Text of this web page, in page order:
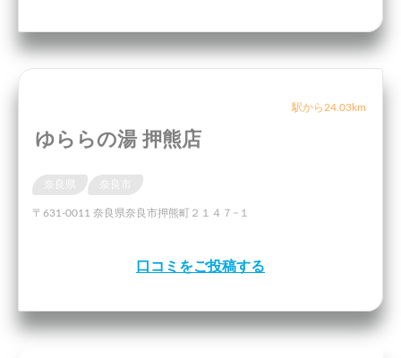
駅から24.03km
ゆららの湯 押熊店
奈良県 奈良市
〒631-0011 奈良県奈良市押熊町２１４７−１
口コミをご投稿する